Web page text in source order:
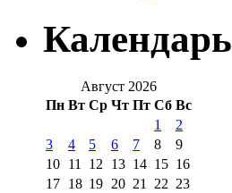
Календарь
Август 2026
Пн Вт Ср Чт Пт Сб Вс
1
2
3
4 5 6 7 8
9
10 11 12 13 14 15 16
17 18 19 20 21 22 23